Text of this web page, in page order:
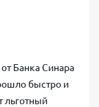
Банка Синара
быстро и
льготный